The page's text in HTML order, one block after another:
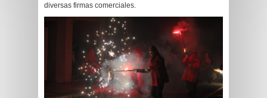
diversas firmas comerciales.